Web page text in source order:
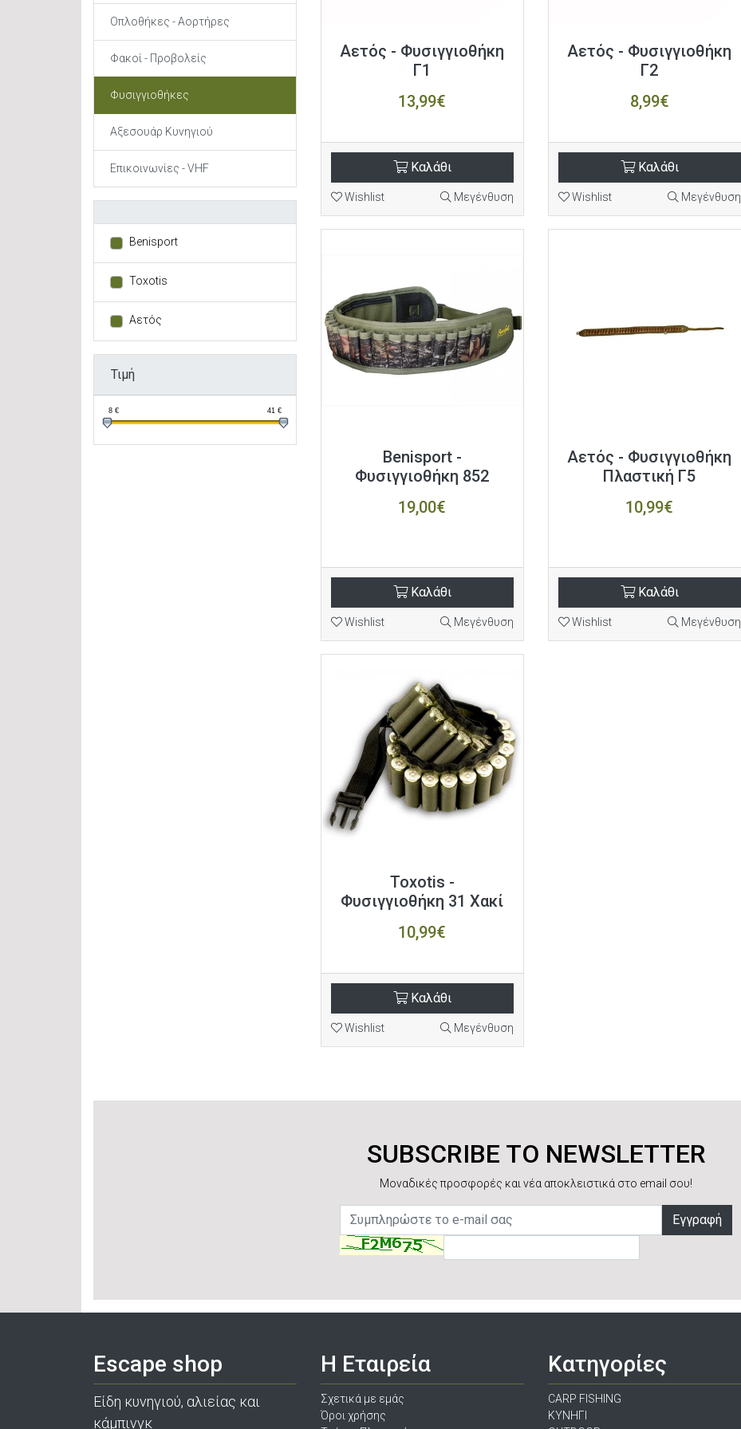
Οπλοθήκες - Αορτήρες
Φακοί - Προβολείς
Φυσιγγιοθήκες
Αξεσουάρ Κυνηγιού
Επικοινωνίες - VHF
Benisport
Toxotis
Αετός
Τιμή
8 € 41 €
Αετός - Φυσιγγιοθήκη
Γ1
13,99€
Καλάθι
Wishlist Μεγένθυση
Αετός - Φυσιγγιοθήκη
Γ2
8,99€
Καλάθι
Wishlist Μεγένθυση
Benisport -
Φυσιγγιοθήκη 852
19,00€
Καλάθι
Wishlist Μεγένθυση
Αετός - Φυσιγγιοθήκη
Πλαστική Γ5
10,99€
Καλάθι
Wishlist Μεγένθυση
Toxotis -
Φυσιγγιοθήκη 31 Χακί
10,99€
Καλάθι
Wishlist Μεγένθυση
SUBSCRIBE TO NEWSLETTER
Μοναδικές προσφορές και νέα αποκλειστικά στο email σου!
Εγγραφή
Escape shop
Είδη κυνηγιού, αλιείας και
κάμπινγκ
Η Εταιρεία
Σχετικά με εμάς
Όροι χρήσης
Κατηγορίες
CARP FISHING
ΚΥΝΗΓΙ